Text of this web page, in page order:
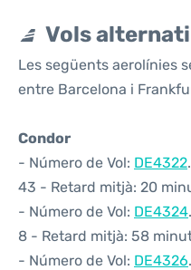
Vols
Les següents aerolínies
entre Barcelona i
Condor
- Número de Vol: DE4322
43 - Retard mitjà: 20
- Número de Vol: DE4324
8 - Retard mitjà: 58
- Número de Vol: DE4326